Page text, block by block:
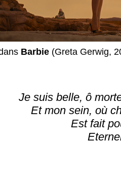
Barbie (Greta Gerwig,
Je suis belle, ô
Et mon sein, où
Est fait